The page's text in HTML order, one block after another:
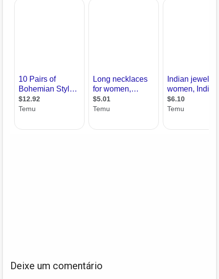
Deixe um comentário